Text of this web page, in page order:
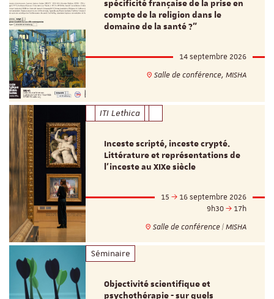
spécificité française de la prise en
compte de la religion dans le
domaine de la santé ?"
14 septembre 2026
Salle de conférence, MISHA
ITI Lethica
Inceste scripté, inceste crypté.
Littérature et représentations de
l’inceste au XIXe siècle
15
16 septembre 2026
9h30
17h
Salle de conférence | MISHA
Séminaire
Objectivité scientifique et
psychothérapie - sur quels